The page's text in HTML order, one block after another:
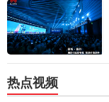
热点视频